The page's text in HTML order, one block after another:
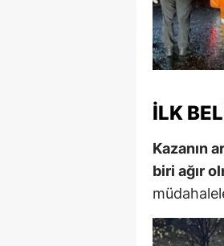
İLK
Kazanın
biri ağır